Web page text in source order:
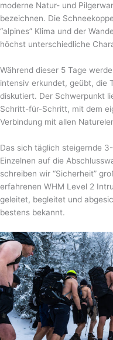
moderne Natur- und
bezeichnen. Die
“alpines” Klima und der
höchst unterschiedliche
Während dieser 5 Tage
intensiv erkundet, geübt, die
diskutiert. Der Schwerpunkt
Schritt-für-Schritt, mit dem
Verbindung mit allen
Das sich täglich steigernde
Einzelnen auf die
schreiben wir “Sicherheit”
erfahrenen WHM Level 2
geleitet, begleitet und
bestens bekannt.